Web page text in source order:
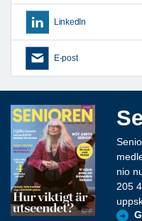
LinkedIn
E-post
nio
205